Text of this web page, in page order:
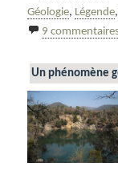
le
Géologie, Légende
9
Un phénomène